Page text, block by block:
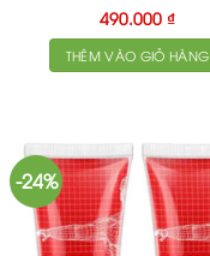
490.000 ₫
THÊM VÀO GIỎ HÀNG
-24%